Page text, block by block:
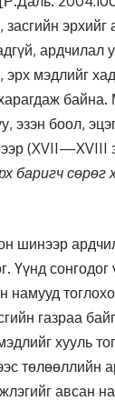
засгийн
ардчилал
эрх мэдлийг
эзэн боол,
(XVII—XVIII
баригч сөрөг
шинээр
Үүнд
намууд
газраа
хууль
төлөөллийн
авсан